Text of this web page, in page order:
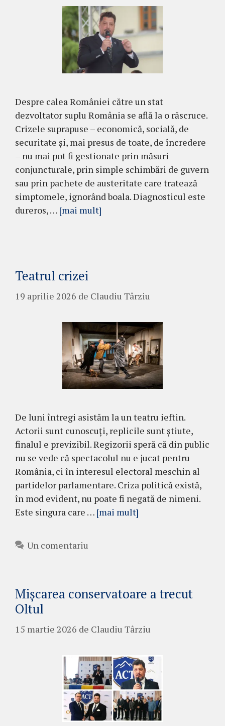
Despre calea României către un stat
dezvoltator suplu România se află la o răscruce.
Crizele suprapuse – economică, socială, de
securitate și, mai presus de toate, de încredere
– nu mai pot fi gestionate prin măsuri
conjuncturale, prin simple schimbări de guvern
sau prin pachete de austeritate care tratează
simptomele, ignorând boala. Diagnosticul este
dureros, … [mai mult]
Teatrul crizei
19 aprilie 2026 de Claudiu Târziu
De luni întregi asistăm la un teatru ieftin.
Actorii sunt cunoscuți, replicile sunt știute,
finalul e previzibil. Regizorii speră că din public
nu se vede că spectacolul nu e jucat pentru
România, ci în interesul electoral meschin al
partidelor parlamentare. Criza politică există,
în mod evident, nu poate fi negată de nimeni.
Este singura care … [mai mult]
Un comentariu
Mișcarea conservatoare a trecut
Oltul
15 martie 2026 de Claudiu Târziu